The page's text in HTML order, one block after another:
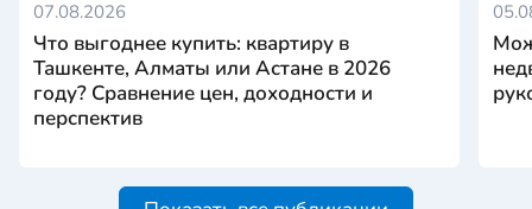
07.08.2026
Что выгоднее купить: квартиру в
Ташкенте, Алматы или Астане в 2026
году? Сравнение цен, доходности и
перспектив